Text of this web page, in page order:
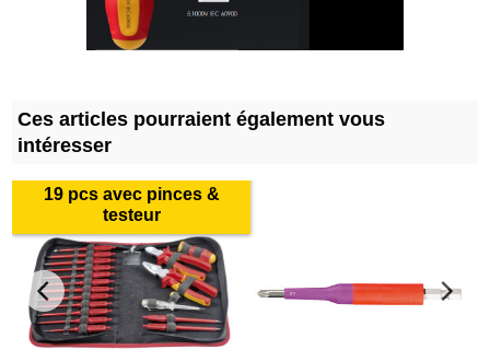
Ces articles pourraient également vous
intéresser
19 pcs avec pinces &
testeur